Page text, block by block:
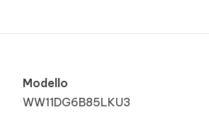
Modello
WW11DG6B85LKU3